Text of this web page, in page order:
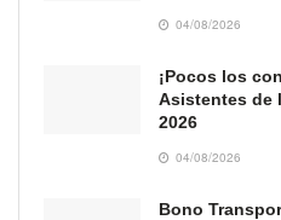
04/08/2026
¡Pocos los
Asistentes de
2026
04/08/2026
Bono